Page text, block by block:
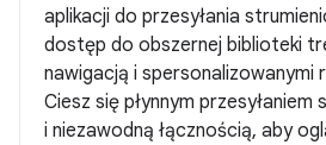
aplikacji do przesyłania
dostęp do obszernej biblioteki
nawigacją i spersonalizowanymi
Ciesz się płynnym przesyłaniem
i niezawodną łącznością, aby